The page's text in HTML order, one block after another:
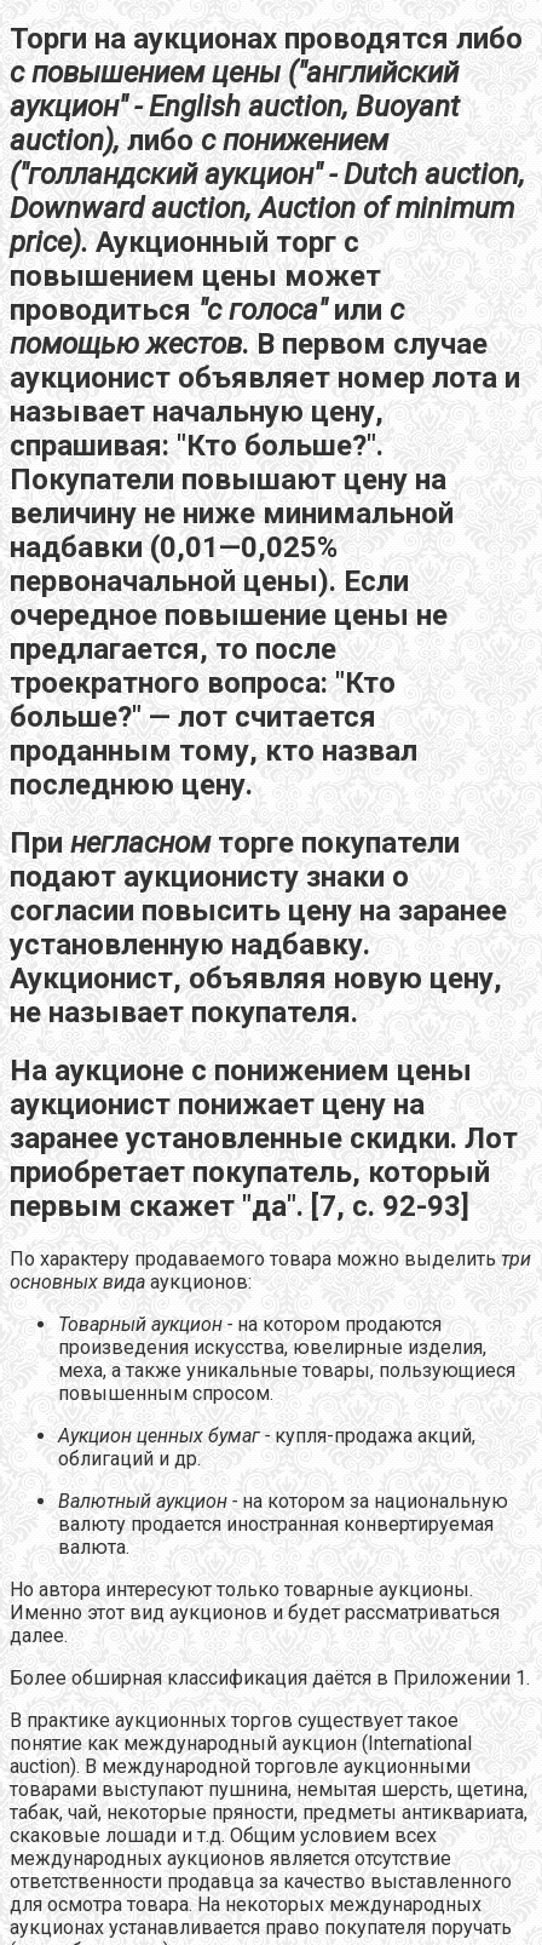
Торги на аукционах проводятся либо
с повышением цены ("английский
аукцион" - English auction, Buoyant
auction), либо с понижением
("голландский аукцион" -Dutch auction,
Downward auction,Auction of minimum
price). Аукционный торг с
повышением цены может
проводиться "с голоса"или с
помощью жестов. В первом случае
аукционист объявляет номер лота и
называет начальную цену,
спрашивая: "Кто больше?".
Покупатели повышают цену на
величину не ниже минимальной
надбавки (0,01—0,025%
первоначальной цены). Если
очередное повышение цены не
предлагается, то после
троекратного вопроса: "Кто
больше?" — лот считается
проданным тому, кто назвал
последнюю цену.
При негласномторге покупатели
подают аукционисту знаки о
согласии повысить цену на заранее
установленную надбавку.
Аукционист, объявляя новую цену,
не называет покупателя.
На аукционе с понижением цены
аукционист понижает цену на
заранее установленные скидки. Лот
приобретает покупатель, который
первым скажет "да". [7, с. 92-93]
По характеру продаваемого товара можно выделить три
основных вида аукционов:
Товарный аукцион - на котором продаются
произведения искусства, ювелирные изделия,
меха, а также уникальные товары, пользующиеся
повышенным спросом.
Аукцион ценных бумаг - купля-продажа акций,
облигаций и др.
Валютный аукцион - на котором за национальную
валюту продается иностранная конвертируемая
валюта.
Но автора интересуют только товарные аукционы.
Именно этот вид аукционов и будет рассматриваться
далее.
Более обширная классификация даётся в Приложении 1.
В практике аукционных торгов существует такое
понятие как международный аукцион (International
auction). В международной торговле аукционными
товарами выступают пушнина, немытая шерсть, щетина,
табак, чай, некоторые пряности, предметы антиквариата,
скаковые лошади и т.д. Общим условием всех
международных аукционов является отсутствие
ответственности продавца за качество выставленного
для осмотра товара. На некоторых международных
аукционах устанавливается право покупателя поручать